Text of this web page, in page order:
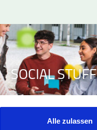
Alle zulassen
SOCIAL STUFF